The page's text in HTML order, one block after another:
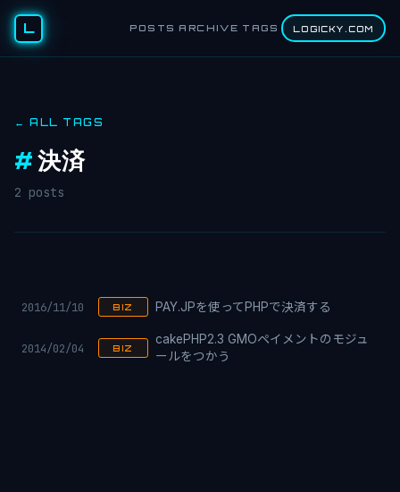
L POSTS ARCHIVE TAGS LOGICKY.COM
← ALL TAGS
#決済
2 posts
2016/11/10 BIZ PAY.JPを使ってPHPで決済する
2014/02/04 BIZ
cakePHP2.3 GMOペイメントのモジュ
ールをつかう